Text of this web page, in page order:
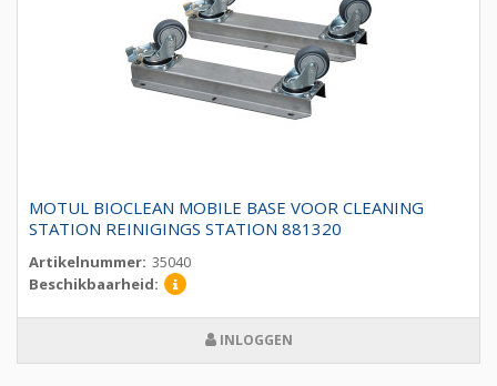
MOTUL BIOCLEAN MOBILE BASE VOOR CLEANING
STATION REINIGINGS STATION 881320
Artikelnummer: 35040
Beschikbaarheid:
INLOGGEN